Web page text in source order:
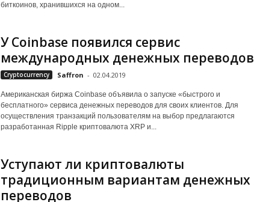
биткоинов, хранившихся на одном...
У Coinbase появился сервис
международных денежных переводов
Cryptocurrency Saffron - 02.04.2019
Американская биржа Coinbase объявила о запуске «быстрого и
бесплатного» сервиса денежных переводов для своих клиентов. Для
осуществления транзакций пользователям на выбор предлагаются
разработанная Ripple криптовалюта XRP и...
Уступают ли криптовалюты
традиционным вариантам денежных
переводов